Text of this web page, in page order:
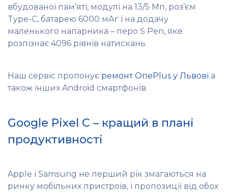
вбудованої пам’яті, модулі на 13/5 Мп, роз’єм
Type-C, батарею 6000 мАг і на додачу
маленького напарника – перо S Pen, яке
розпізнає 4096 рівнів натискань.
Наш сервіс пропонує ремонт OnePlus у Львові а
також інших Android смартфонів.
Google Pixel C – кращий в плані
продуктивності
Apple і Samsung не перший рік змагаються на
ринку мобільних пристроїв, і пропозиції від обох